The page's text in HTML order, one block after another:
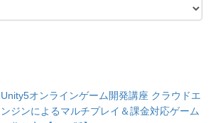
Unity5オンラインゲーム開発講座 クラウドエ
ンジンによるマルチプレイ＆課金対応ゲーム